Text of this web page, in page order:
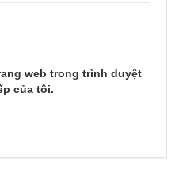
web trong trình duyệt
của tôi.